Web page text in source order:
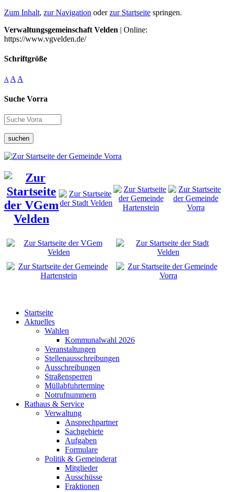
Zum Inhalt, zur Navigation oderzur Startseite springen.
Verwaltungsgemeinschaft Velden | Online:
https://www.vgvelden.de/
Schriftgröße
A A A
Suche Vorra
suchen
Startseite
Aktuelles
Wahlen
Kommunalwahl 2026
Veranstaltungen
Stellenausschreibungen
Ausschreibungen
Straßensperren
Müllabfuhrtermine
Notrufnummern
Rathaus & Service
Verwaltung
Ansprechpartner
Sachgebiete
Aufgaben
Formulare
Politik & Gemeinderat
Mitglieder
Ausschüsse
Fraktionen